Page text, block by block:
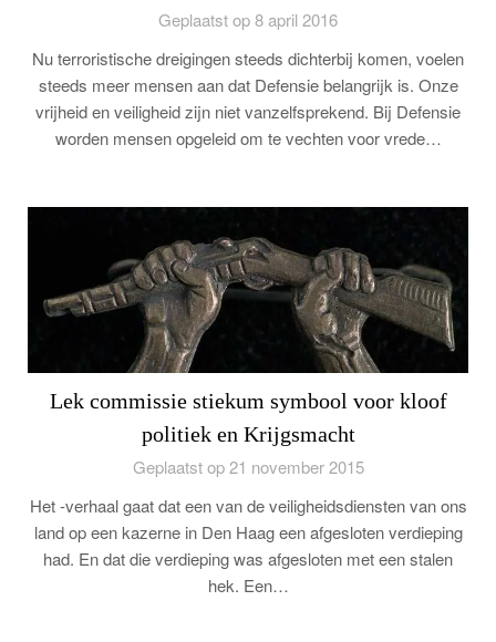
Geplaatst op 8 april 2016
Nu terroristische dreigingen steeds dichterbij komen, voelen
steeds meer mensen aan dat Defensie belangrijk is. Onze
vrijheid en veiligheid zijn niet vanzelfsprekend. Bij Defensie
worden mensen opgeleid om te vechten voor vrede…
Lek commissie stiekum symbool voor kloof
politiek en Krijgsmacht
Geplaatst op 21 november 2015
Het -verhaal gaat dat een van de veiligheidsdiensten van ons
land op een kazerne in Den Haag een afgesloten verdieping
had. En dat die verdieping was afgesloten met een stalen
hek. Een…